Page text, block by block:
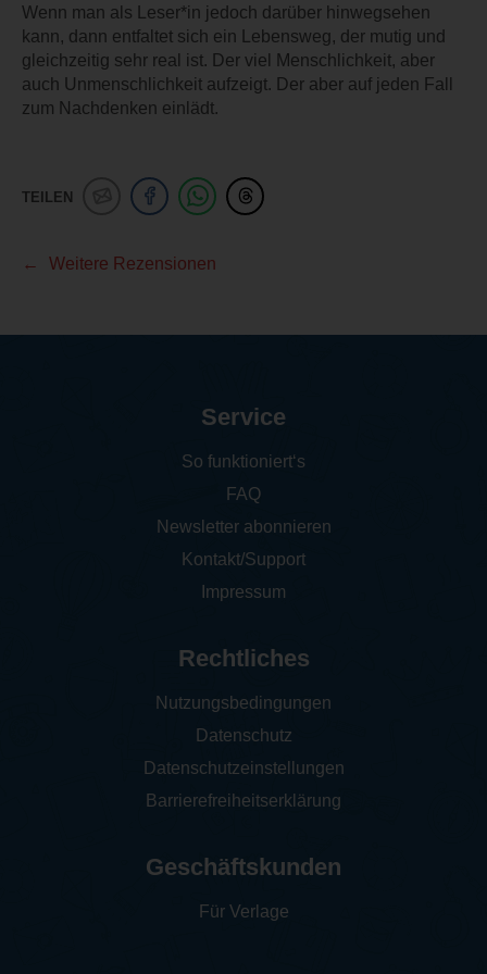
Wenn man als Leser*in jedoch darüber hinwegsehen
kann, dann entfaltet sich ein Lebensweg, der mutig und
gleichzeitig sehr real ist. Der viel Menschlichkeit, aber
auch Unmenschlichkeit aufzeigt. Der aber auf jeden Fall
zum Nachdenken einlädt.
TEILEN
Weitere Rezensionen
Service
So funktioniert‘s
FAQ
Newsletter abonnieren
Kontakt/Support
Impressum
Rechtliches
Nutzungsbedingungen
Datenschutz
Datenschutzeinstellungen
Barrierefreiheitserklärung
Geschäftskunden
Für Verlage